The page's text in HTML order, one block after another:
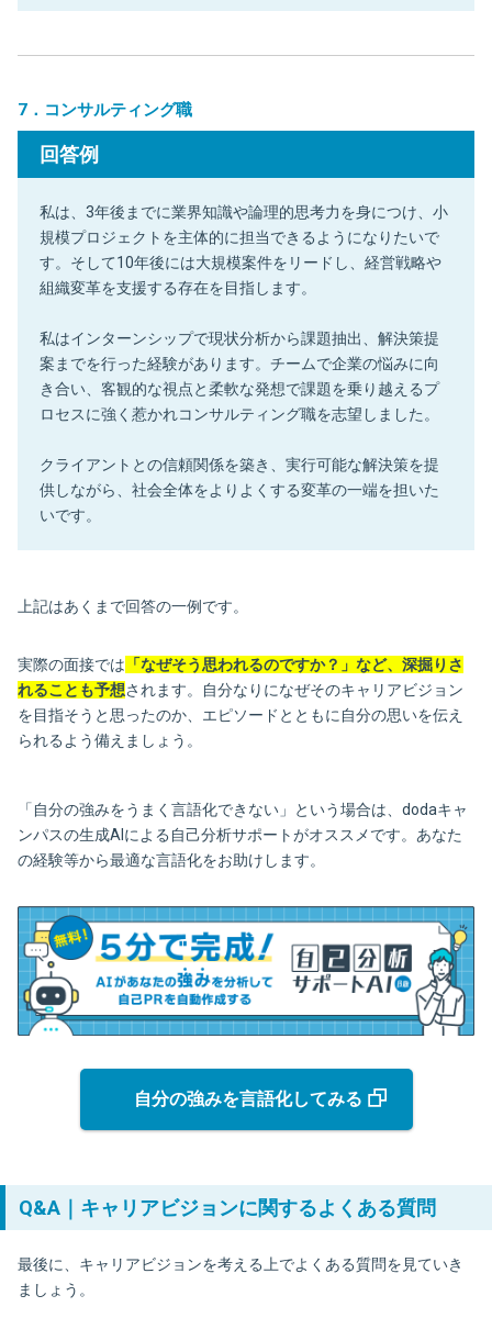
7．コンサルティング職
回答例
私は、3年後までに業界知識や論理的思考力を身につけ、小
規模プロジェクトを主体的に担当できるようになりたいで
す。そして10年後には大規模案件をリードし、経営戦略や
組織変革を支援する存在を目指します。
私はインターンシップで現状分析から課題抽出、解決策提
案までを行った経験があります。チームで企業の悩みに向
き合い、客観的な視点と柔軟な発想で課題を乗り越えるプ
ロセスに強く惹かれコンサルティング職を志望しました。
クライアントとの信頼関係を築き、実行可能な解決策を提
供しながら、社会全体をよりよくする変革の一端を担いた
いです。
上記はあくまで回答の一例です。
実際の面接では 「なぜそう思われるのですか？」など、深掘りさ
れることも予想されます。自分なりになぜそのキャリアビジョン
を目指そうと思ったのか、エピソードとともに自分の思いを伝え
られるよう備えましょう。
「自分の強みをうまく言語化できない」という場合は、dodaキャ
ンパスの生成AIによる自己分析サポートがオススメです。あなた
の経験等から最適な言語化をお助けします。
自分の強みを言語化してみる
Q&A｜キャリアビジョンに関するよくある質問
最後に、キャリアビジョンを考える上でよくある質問を見ていき
ましょう。